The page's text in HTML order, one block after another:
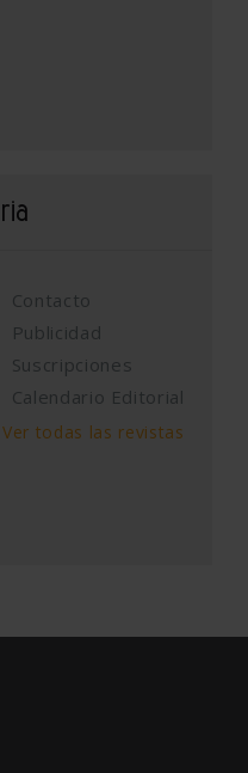
Contacto
Publicidad
Suscripciones
Calendario Editorial
Ver todas las revistas